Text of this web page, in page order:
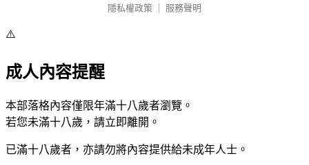
隱私權政策
服務聲明
⚠️
成人內容提醒
本部落格內容僅限年滿十八歲者瀏覽。
若您未滿十八歲，請立即離開。
已滿十八歲者，亦請勿將內容提供給未成年人士。